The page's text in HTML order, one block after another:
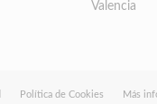
Valencia
Política de Cookies Más